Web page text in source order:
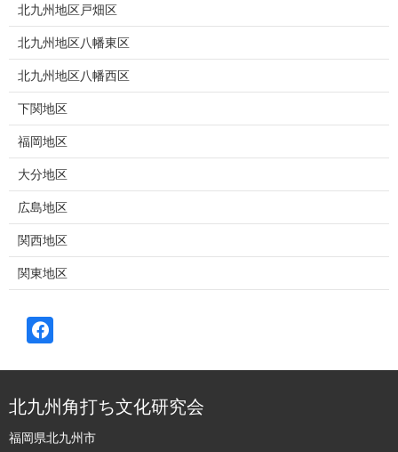
北九州地区戸畑区
北九州地区八幡東区
北九州地区八幡西区
下関地区
福岡地区
大分地区
広島地区
関西地区
関東地区
北九州角打ち文化研究会
福岡県北九州市